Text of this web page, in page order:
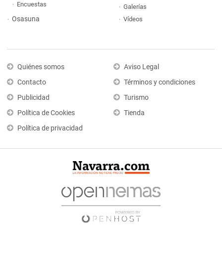
Encuestas
Osasuna
Galerías
Vídeos
Quiénes somos
Contacto
Publicidad
Política de Cookies
Política de privacidad
Aviso Legal
Términos y condiciones
Turismo
Tienda